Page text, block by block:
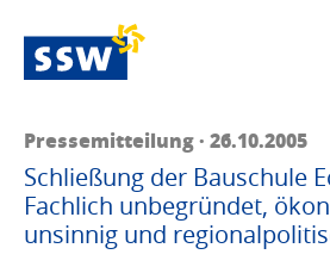
Pressemitteilung · 26.10.2005
Schließung der Bauschule
Fachlich unbegründet,
unsinnig und